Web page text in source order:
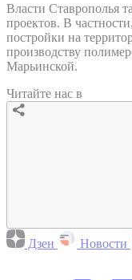
Власти Ставрополья
проектов. В
постройки на
производству
Марьинской.
Читайте нас в
Дзен Новости